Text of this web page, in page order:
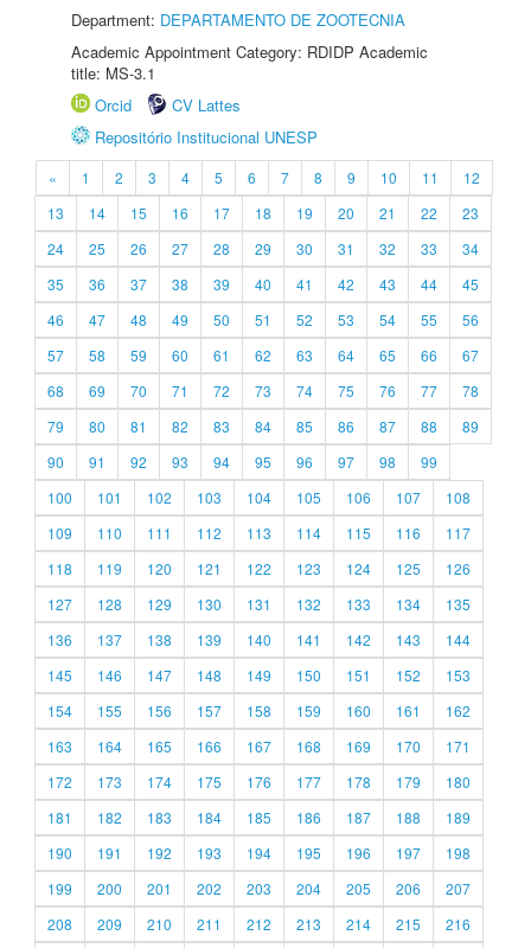
Department: DEPARTAMENTO DE ZOOTECNIA
Academic Appointment Category: RDIDP Academic
title: MS-3.1
Orcid
CV Lattes
Repositório Institucional UNESP
« 1 2 3 4 5 6 7 8 9 10 11
12
13
14 15 16 17 18 19 20 21 22
23
24
25 26 27 28 29 30 31 32 33
34
35
36 37 38 39 40 41 42 43 44
45
46
47 48 49 50 51 52 53 54 55
56
57
58 59 60 61 62 63 64 65 66
67
68
69 70 71 72 73 74 75 76 77
78
79
80 81 82 83 84 85 86 87 88
89
90
91 92 93 94 95 96 97 98
99
100
101 102 103 104 105 106 107
108
109
110 111 112 113 114 115 116
117
118
119 120 121 122 123 124 125
126
127
128 129 130 131 132 133 134
135
136
137 138 139 140 141 142 143
144
145
146 147 148 149 150 151 152
153
154
155 156 157 158 159 160 161
162
163
164 165 166 167 168 169 170
171
172
173 174 175 176 177 178 179
180
181
182 183 184 185 186 187 188
189
190
191 192 193 194 195 196 197
198
199
200 201 202 203 204 205 206
207
208
209 210 211 212 213 214 215
216